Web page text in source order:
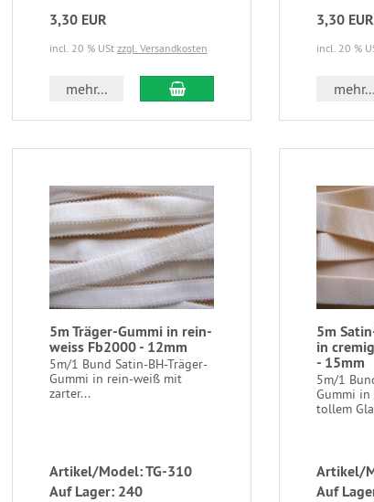
3,30 EUR
incl. 20 % USt zzgl. Versandkosten
mehr...
3,30 EUR
incl. 20 %
mehr...
5m Träger-Gummi in rein-
weiss Fb2000 - 12mm
5m/1 Bund Satin-BH-Träger-
Gummi in rein-weiß mit
zarter...
Artikel/Model: TG-310
Auf Lager: 240
5m
in
- 15mm
5m/1
Gummi
tollem
Artikel/
Auf